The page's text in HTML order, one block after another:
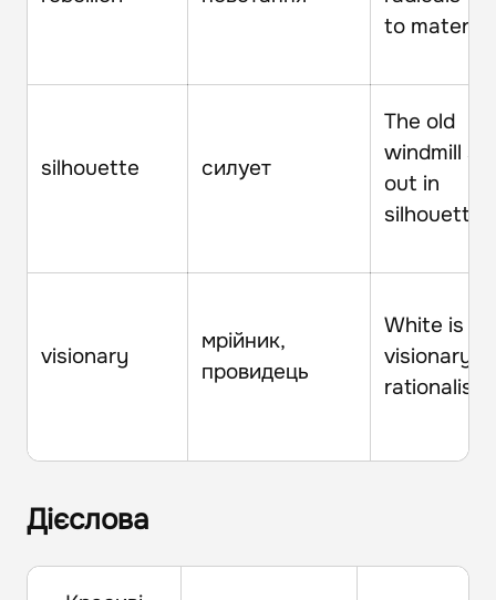
to
silhouette силует
The old
windmill
out in
silhouette.
visionary
мрійник,
провидець
White is
visionary
rationalist.
Дієслова